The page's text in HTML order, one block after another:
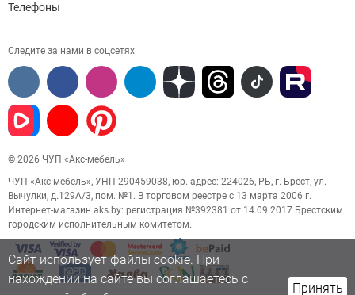
Телефоны
Следите за нами в соцсетях
© 2026 ЧУП «Акс-мебель»
ЧУП «Акс-мебель», УНП 290459038, юр. адрес: 224026, РБ, г. Брест, ул.
Вычулки, д.129А/3, пом. №1. В торговом реестре с 13 марта 2006 г.
Интернет-магазин aks.by: регистрация №392381 от 14.09.2017 Брестским
городским исполнительным комитетом.
Сайт использует файлы cookie. При
нахождении на сайте вы соглашаетесь с
Принять